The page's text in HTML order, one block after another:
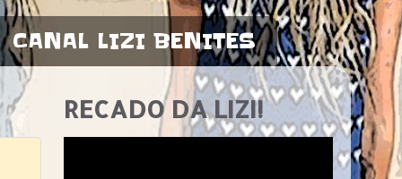
CANAL LIZI BENITES
RECADO DA LIZI!